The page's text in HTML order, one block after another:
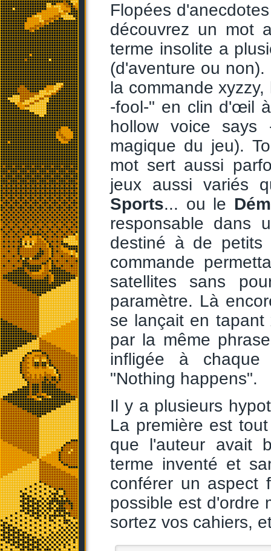
Flopées
découvrez un mot
terme insolite a
(d'aventure ou
la commande
-fool-" en clin d'œil
hollow voice says
magique du jeu).
mot sert aussi
jeux aussi variés
Sports... ou le
responsable dans
destiné à de petits
commande
satellites sans
paramètre. Là
se lançait en tapant
par la même
infligée à
"Nothing happens".
Il y a plusieurs
La première est
que l'auteur avait
terme inventé et
conférer un aspect
possible est d'ordre
sortez vos cahiers,